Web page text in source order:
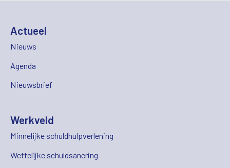
Actueel
Nieuws
Agenda
Nieuwsbrief
Werkveld
Minnelijke schuldhulpverlening
Wettelijke schuldsanering